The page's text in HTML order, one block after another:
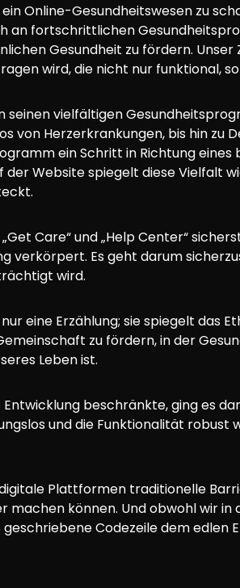
Online-Gesundheitswesen zu
an fortschrittlichen
Gesundheit zu fördern. Unser
wird, die nicht nur funktional,
seinen vielfältigen
von Herzerkrankungen, bis hin
ein Schritt in Richtung
der Website spiegelt diese
Care“ und „Help Center“
verkörpert. Es geht darum
wird.
nur eine Erzählung; sie spiegelt
zu fördern, in der
Leben ist.
beschränkte, ging es
und die Funktionalität robust
Plattformen traditionelle
machen können. Und obwohl wir
Codezeile dem